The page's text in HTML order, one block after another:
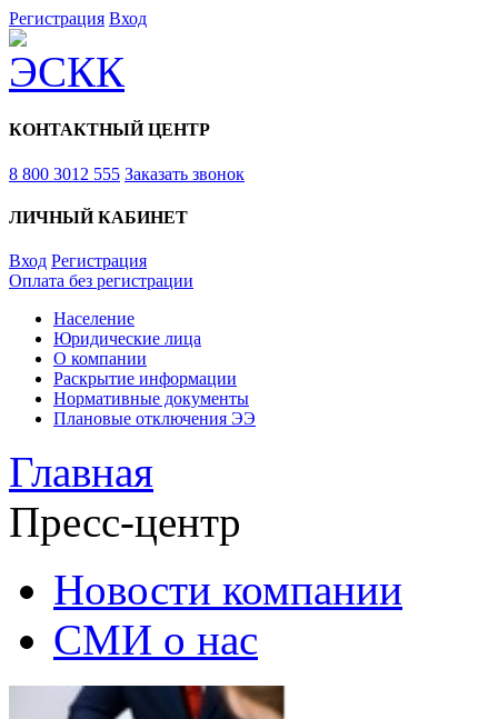
Регистрация Вход
КОНТАКТНЫЙ ЦЕНТР
8 800 3012 555 Заказать звонок
ЛИЧНЫЙ КАБИНЕТ
Вход Регистрация
Оплата без регистрации
Население
Юридические лица
О компании
Раскрытие информации
Нормативные документы
Плановые отключения ЭЭ
Главная
Пресс-центр
Новости компании
СМИ о нас